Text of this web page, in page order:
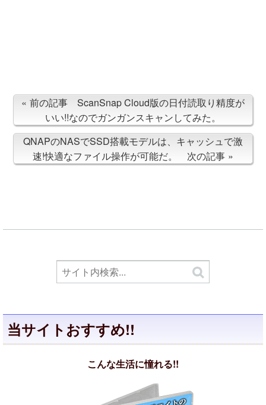
前の記事 ScanSnap Cloud版の日付読取り精度が
いい!!なのでガンガンスキャンしてみた。
QNAPのNASでSSD搭載モデルは、キャッシュで激
速!快適なファイル操作が可能だ。 次の記事
当サイトおすすめ!!
こんな生活に憧れる!!